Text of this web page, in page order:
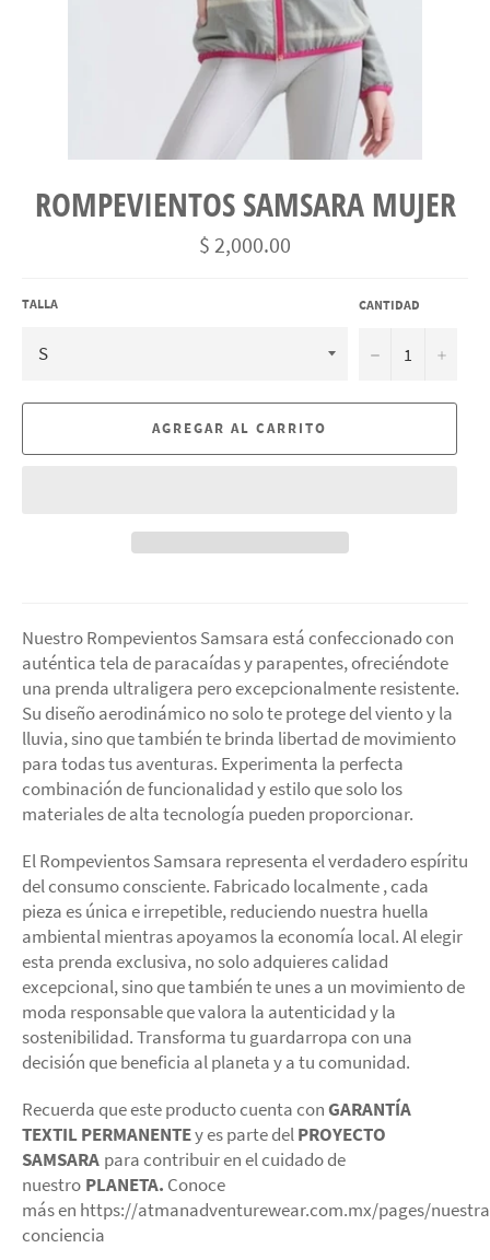
ROMPEVIENTOS SAMSARA MUJER
Precio
habitual
$ 2,000.00
TALLA CANTIDAD
− +
AGREGAR AL CARRITO
Nuestro Rompevientos Samsara está confeccionado con
auténtica tela de paracaídas y parapentes, ofreciéndote
una prenda ultraligera pero excepcionalmente resistente.
Su diseño aerodinámico no solo te protege del viento y la
lluvia, sino que también te brinda libertad de movimiento
para todas tus aventuras. Experimenta la perfecta
combinación de funcionalidad y estilo que solo los
materiales de alta tecnología pueden proporcionar.
El Rompevientos Samsara representa el verdadero espíritu
del consumo consciente. Fabricado localmente , cada
pieza es única e irrepetible, reduciendo nuestra huella
ambiental mientras apoyamos la economía local. Al elegir
esta prenda exclusiva, no solo adquieres calidad
excepcional, sino que también te unes a un movimiento de
moda responsable que valora la autenticidad y la
sostenibilidad. Transforma tu guardarropa con una
decisión que beneficia al planeta y a tu comunidad.
Recuerda que este producto cuenta conGARANTÍA
TEXTIL PERMANENTEy es parte delPROYECTO
SAMSARA para contribuir en el cuidado de
nuestro PLANETA. Conoce
más en https://atmanadventurewear.com.mx/pages/
conciencia